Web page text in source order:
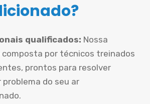
qualificados: Nossa
composta por técnicos treinados
prontos para resolver
problema do seu ar